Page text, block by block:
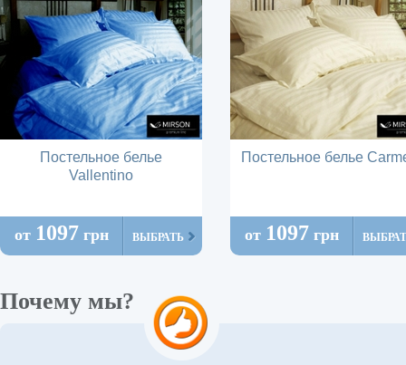
Постельное белье
Vallentino
от 1097 грн ВЫБРАТЬ
Постельное белье
от 1097 грн
Почему мы?